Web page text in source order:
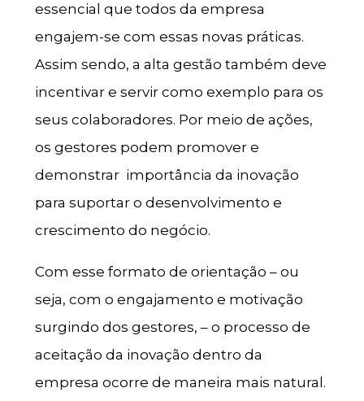
essencial que todos da empresa
engajem-se com essas novas práticas.
Assim sendo, a alta gestão também deve
incentivar e servir como exemplo para os
seus colaboradores. Por meio de ações,
os gestores podem promover e
demonstrar importância da inovação
para suportar o desenvolvimento e
crescimento do negócio.
Com esse formato de orientação – ou
seja, com o engajamento e motivação
surgindo dos gestores, – o processo de
aceitação da inovação dentro da
empresa ocorre de maneira mais natural.